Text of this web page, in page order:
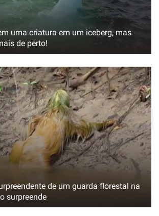
uma criatura em um iceberg, mas
de perto!
de um guarda florestal na
surpreende